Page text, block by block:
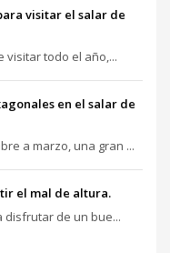
visitar el salar de
visitar todo el año,...
en el salar de
a marzo, una gran ...
el mal de altura.
de un bue...